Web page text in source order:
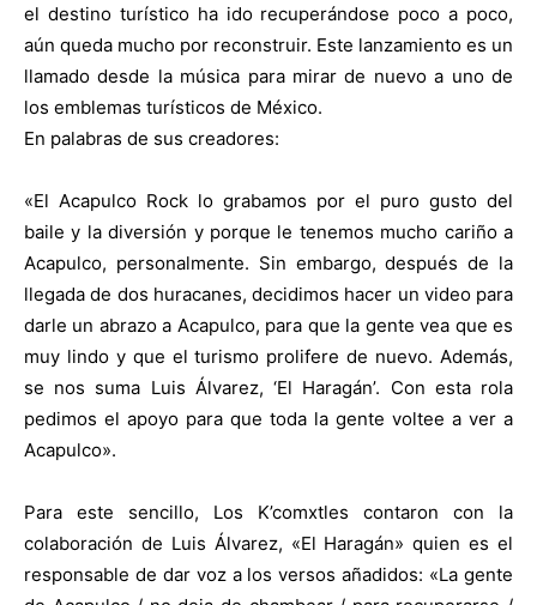
el destino turístico ha ido recuperándose poco a poco,
aún queda mucho por reconstruir. Este lanzamiento es un
llamado desde la música para mirar de nuevo a uno de
los emblemas turísticos de México.
En palabras de sus creadores:
«El Acapulco Rock lo grabamos por el puro gusto del
baile y la diversión y porque le tenemos mucho cariño a
Acapulco, personalmente. Sin embargo, después de la
llegada de dos huracanes, decidimos hacer un video para
darle un abrazo a Acapulco, para que la gente vea que es
muy lindo y que el turismo prolifere de nuevo. Además,
se nos suma Luis Álvarez, ‘El Haragán’. Con esta rola
pedimos el apoyo para que toda la gente voltee a ver a
Acapulco».
Para este sencillo, Los K’comxtles contaron con la
colaboración de Luis Álvarez, «El Haragán» quien es el
responsable de dar voz a los versos añadidos: «La gente